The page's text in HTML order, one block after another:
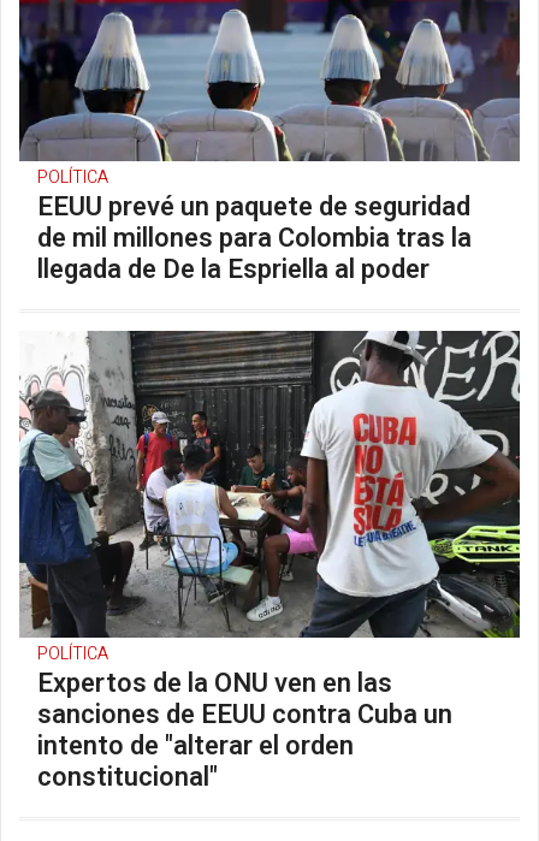
POLÍTICA
EEUU prevé un paquete de seguridad
de mil millones para Colombia tras la
llegada de De la Espriella al poder
POLÍTICA
Expertos de la ONU ven en las
sanciones de EEUU contra Cuba un
intento de "alterar el orden
constitucional"